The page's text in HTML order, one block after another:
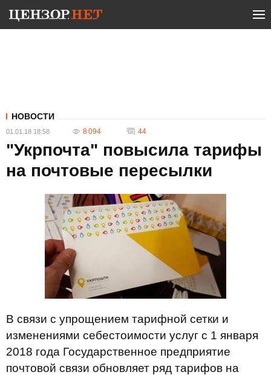
НОВОСТИ
01.01.18 18:58 8 094 44
"Укрпочта" повысила тарифы
на почтовые пересылки
В связи с упрощением тарифной сетки и
изменениями себестоимости услуг с 1 января
2018 года Государственное предприятие
почтовой связи обновляет ряд тарифов на